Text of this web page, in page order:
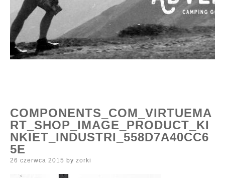
COMPONENTS_COM_VIRTUEMA
RT_SHOP_IMAGE_PRODUCT_KI
NKIET_INDUSTRI_558D7A40CC6
5E
Posted
26 czerwca 2015 by zorki